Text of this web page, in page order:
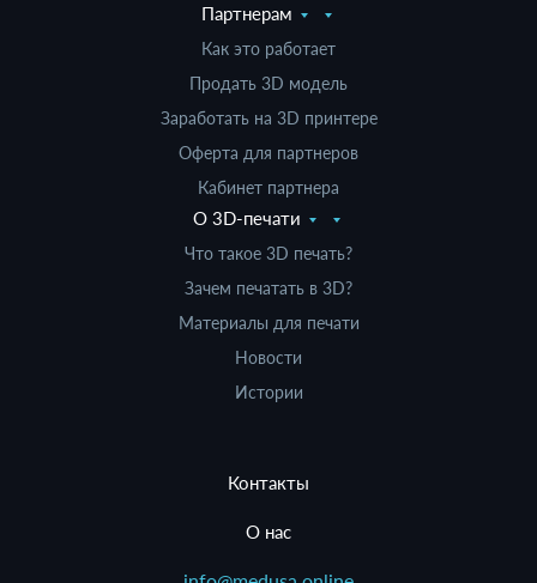
Партнерам
Как это работает
Продать 3D модель
Заработать на 3D принтере
Оферта для партнеров
Кабинет партнера
О 3D-печати
Что такое 3D печать?
Зачем печатать в 3D?
Материалы для печати
Новости
Истории
Контакты
О нас